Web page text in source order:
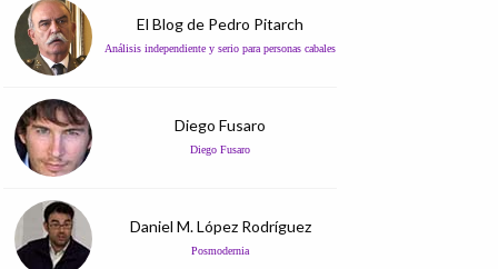
El Blog de Pedro Pitarch
Análisis independiente y serio para personas cabales
Diego Fusaro
Diego Fusaro
Daniel M. López Rodríguez
Posmodernia